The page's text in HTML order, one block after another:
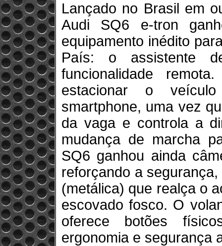
Lançado no Brasil em
Audi SQ6 e-tron
equipamento inédito
País: o assistente
funcionalidade
estacionar o
smartphone, uma vez
da vaga e controla a
mudança de marcha
SQ6 ganhou ainda
reforçando a
(metálica) que realça o
escovado fosco. O
oferece botões
ergonomia e segurança